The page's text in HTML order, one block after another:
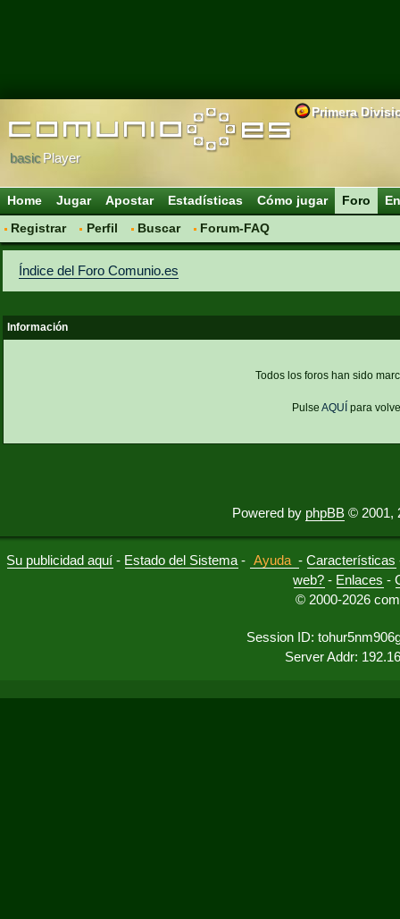
Primera
basicPlayer
Home Jugar Apostar Estadísticas Cómo jugar
Foro
Registrar
Perfil Buscar Forum-FAQ
Índice del Foro Comunio.es
Información
Todos los foros han sido
PulseAQUÍ para
Powered by phpBB © 2001,
Su publicidad aquí - Estado del Sistema - Ayuda -Características
web? - Enlaces -
© 2000-2026
Session ID:
Server Addr: